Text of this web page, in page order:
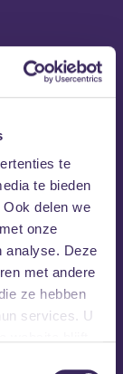
te
te bieden
delen we
onze
analyse. Deze
met andere
ze hebben
services. U
uit
Haar muziek
Gentry,
Erin Raehaar
wordt
en behandelt
en